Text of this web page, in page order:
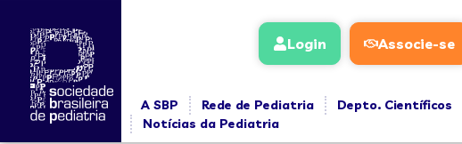
Login Associe-se
A SBP Rede de Pediatria Depto. Científicos
Notícias da Pediatria